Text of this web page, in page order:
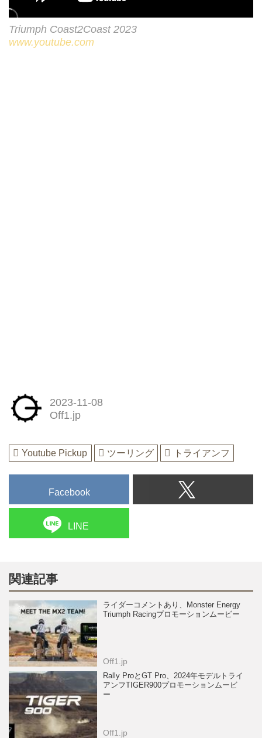
Triumph Coast2Coast 2023
www.youtube.com
2023-11-08
Off1.jp
Youtube Pickup ツーリング トライアンフ
Facebook
LINE
関連記事
ライダーコメントあり、Monster Energy
Triumph Racingプロモーションムービー
Off1.jp
Rally ProとGT Pro、2024年モデルトライ
アンフTIGER900プロモーションムービ
ー
Off1.jp